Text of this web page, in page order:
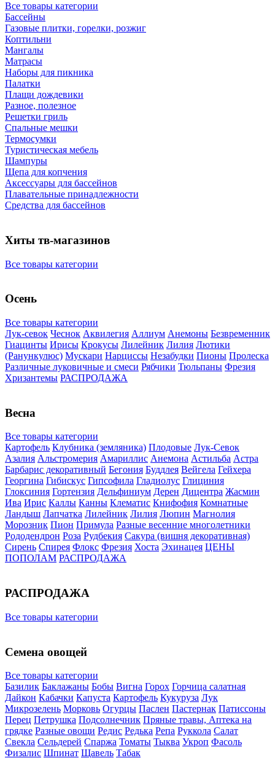
Все товары категории
Бассейны
Газовые плитки, горелки, розжиг
Коптильни
Мангалы
Матрасы
Наборы для пикника
Палатки
Плащи дождевики
Разное, полезное
Решетки гриль
Спальные мешки
Термосумки
Туристическая мебель
Шампуры
Щепа для копчения
Аксессуары для бассейнов
Плавательные принадлежности
Средства для бассейнов
Хиты тв-магазинов
Все товары категории
Осень
Все товары категории
Лук-севок Чеснок Аквилегия Аллиум Анемоны Безвременник
Гиацинты Ирисы Крокусы Лилейник Лилия Лютики
(Ранункулюс) Мускари Нарцисcы Незабудки Пионы Пролеска
Различные луковичные и смеси Рябчики Тюльпаны Фрезия
Хризантемы РАСПРОДАЖА
Весна
Все товары категории
Картофель Клубника (земляника) Плодовые Лук-Севок
Азалия Альстромерия Амариллис Анемона Астильба Астра
Барбарис декоративный Бегония Буддлея Вейгела Гейхера
Георгина Гибискус Гипсофила Гладиолус Глициния
Глоксиния Гортензия Дельфиниум Дерен Дицентра Жасмин
Ива Ирис Каллы Канны Клематис Книфофия Комнатные
Ландыш Лапчатка Лилейник Лилия Люпин Магнолия
Морозник Пион Примула Разные весенние многолетники
Рододендрон Роза Рудбекия Сакура (вишня декоративная)
Сирень Спирея Флокс Фрезия Хоста Эхинацея ЦЕНЫ
ПОПОЛАМ РАСПРОДАЖА
РАСПРОДАЖА
Все товары категории
Семена овощей
Все товары категории
Базилик Баклажаны Бобы Вигна Горох Горчица салатная
Дайкон Кабачки Капуста Картофель Кукуруза Лук
Микрозелень Морковь Огурцы Паслен Пастернак Патиссоны
Перец Петрушка Подсолнечник Пряные травы, Аптека на
грядке Разные овощи Редис Редька Репа Руккола Салат
Свекла Сельдерей Спаржа Томаты Тыква Укроп Фасоль
Физалис Шпинат Щавель Табак